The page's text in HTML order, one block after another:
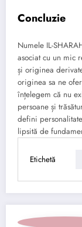
Concluzie
Numele IL-
asociat cu un mic
și originea
originea sa ne
înțelegem că nu
persoane și
defini
lipsită de
Etichetă